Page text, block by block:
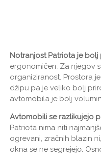
Notranjost Patriota je bolj
ergonomičen. Za njegov
organiziranost. Prostora
džipu pa je veliko bolj
avtomobila je bolj
Avtomobili se razlikujejo
Patriota nima niti
ogrevani, zračnih blazin
okna se ne segrejejo.